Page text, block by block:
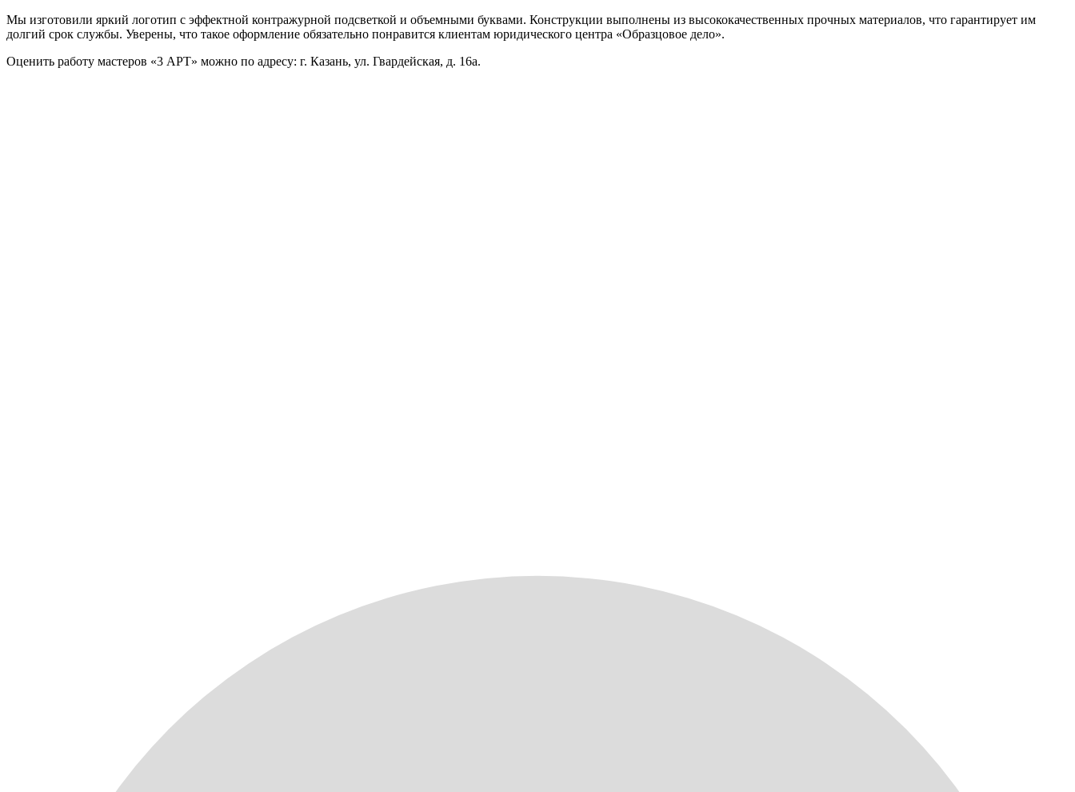
Мы изготовили яркий логотип с эффектной контражурной подсветкой и объемными буквами. Конструкции выполнены из высококачественных прочных материалов, что гарантирует им
долгий срок службы. Уверены, что такое оформление обязательно понравится клиентам юридического центра «Образцовое дело».
Оценить работу мастеров «3 АРТ» можно по адресу: г. Казань, ул. Гвардейская, д. 16а.